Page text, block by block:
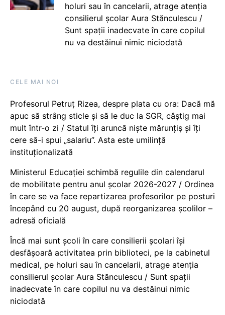
holuri sau în cancelarii, atrage atenția
consilierul școlar Aura Stănculescu /
Sunt spații inadecvate în care copilul
nu va destăinui nimic niciodată
CELE MAI NOI
Profesorul Petruț Rizea, despre plata cu ora: Dacă mă
apuc să strâng sticle și să le duc la SGR, câștig mai
mult într-o zi / Statul îți aruncă niște mărunțiș și îți
cere să-i spui „salariu”. Asta este umilință
instituționalizată
Ministerul Educației schimbă regulile din calendarul
de mobilitate pentru anul școlar 2026-2027 / Ordinea
în care se va face repartizarea profesorilor pe posturi
începând cu 20 august, după reorganizarea școlilor –
adresă oficială
Încă mai sunt școli în care consilierii școlari își
desfășoară activitatea prin biblioteci, pe la cabinetul
medical, pe holuri sau în cancelarii, atrage atenția
consilierul școlar Aura Stănculescu / Sunt spații
inadecvate în care copilul nu va destăinui nimic
niciodată